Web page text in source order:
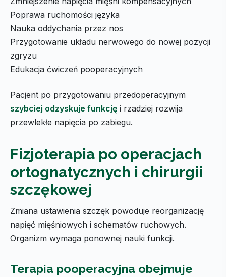
Poprawa ruchomości języka
Nauka oddychania przez nos
Przygotowanie układu nerwowego do nowej pozycji
zgryzu
Edukacja ćwiczeń pooperacyjnych
Pacjent po przygotowaniu przedoperacyjnym
szybciej odzyskuje funkcję i rzadziej rozwija
przewlekłe napięcia po zabiegu.
Fizjoterapia po operacjach
ortognatycznych i chirurgii
szczękowej
Zmiana ustawienia szczęk powoduje reorganizację
napięć mięśniowych i schematów ruchowych.
Organizm wymaga ponownej nauki funkcji.
Terapia pooperacyjna obejmuje